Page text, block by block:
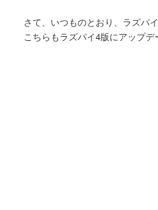
さて、いつものとおり、ラズパ
こちらもラズパイ4版にアップデ